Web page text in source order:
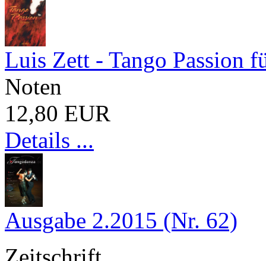
Luis Zett - Tango Passion
Noten
12,80 EUR
Details ...
Ausgabe 2.2015 (Nr. 62)